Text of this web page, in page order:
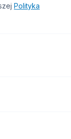
firmy
Polityka